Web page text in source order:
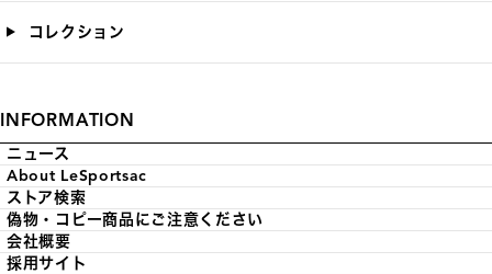
コレクション
INFORMATION
ニュース
About LeSportsac
ストア検索
偽物・コピー商品にご注意ください
会社概要
採用サイト